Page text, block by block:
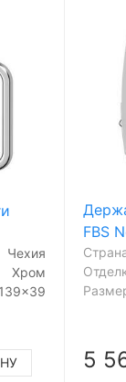
Чехия
Хром
FBS
5